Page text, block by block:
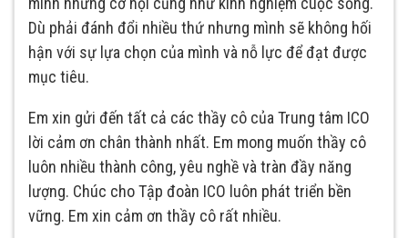
Dù phải đánh đổi nhiều thứ nhưng mình sẽ không hối
hận với sự lựa chọn của mình và nỗ lực để đạt được
mục tiêu.
Em xin gửi đến tất cả các thầy cô của Trung tâm ICO
lời cảm ơn chân thành nhất. Em mong muốn thầy cô
luôn nhiều thành công, yêu nghề và tràn đầy năng
lượng. Chúc cho Tập đoàn ICO luôn phát triển bền
vững. Em xin cảm ơn thầy cô rất nhiều.